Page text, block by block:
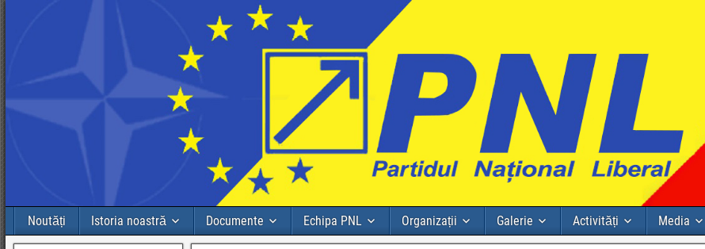
Noutăți Istoria noastră Documente Echipa PNL Organizații Galerie Activități Media